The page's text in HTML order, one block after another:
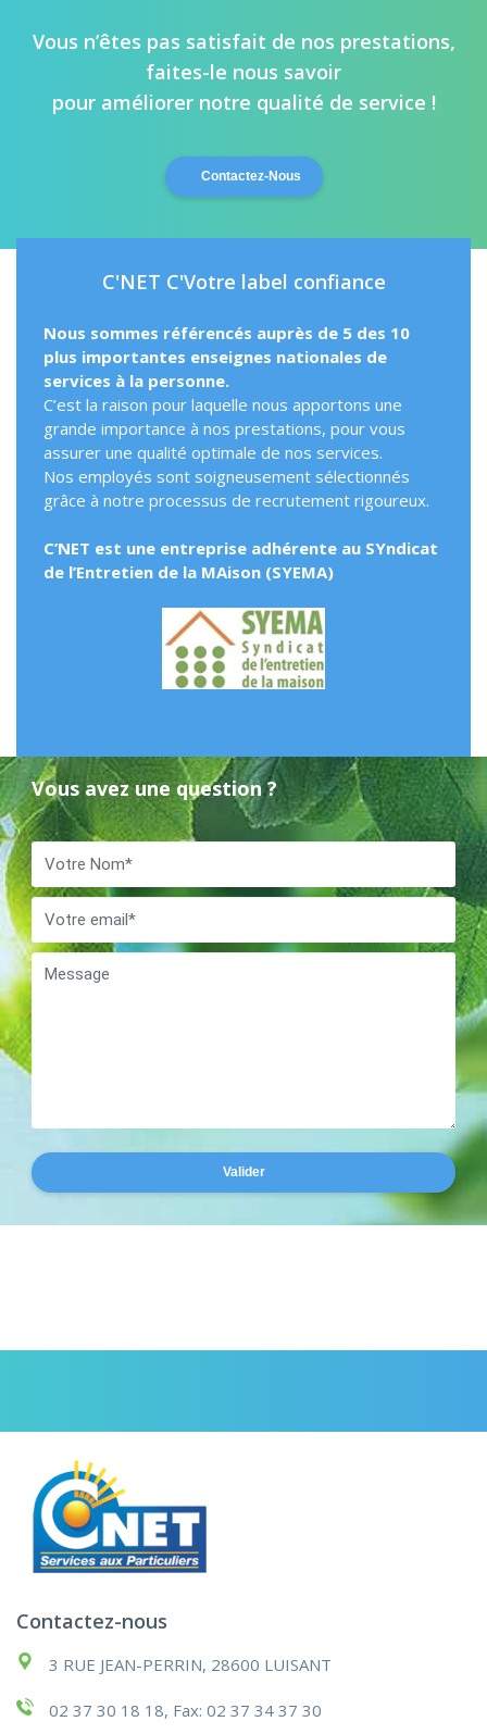
Vous n’êtes pas satisfait de nos prestations,
faites-le nous savoir
pour améliorer notre qualité de service !
Contactez-Nous
C'NET C'Votre label confiance
Nous sommes référencés auprès de 5 des 10
plus importantes enseignes nationales de
services à la personne.
C’est la raison pour laquelle nous apportons une
grande importance à nos prestations, pour vous
assurer une qualité optimale de nos services.
Nos employés sont soigneusement sélectionnés
grâce à notre processus de recrutement rigoureux.
C’NET est une entreprise adhérente au SYndicat
de l’Entretien de la MAison (SYEMA)
Vous avez une question ?
Valider
Contactez-nous
3 RUE JEAN-PERRIN, 28600 LUISANT
02 37 30 18 18, Fax: 02 37 34 37 30